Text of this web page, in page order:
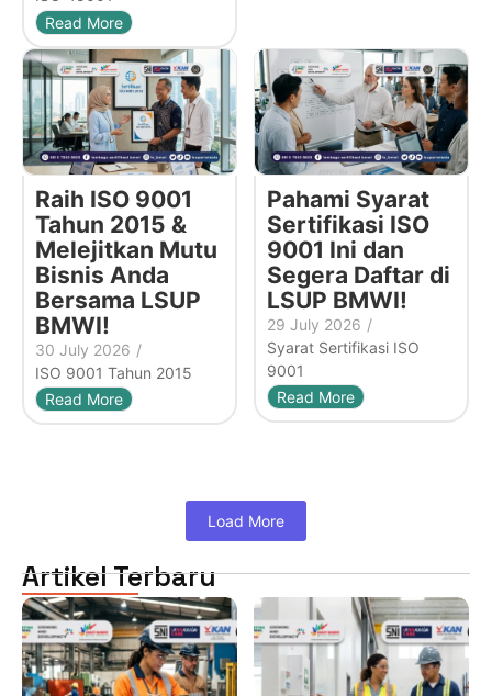
Read More
Raih ISO 9001
Tahun 2015 &
Melejitkan Mutu
Bisnis Anda
Bersama LSUP
BMWI!
30 July 2026 /
ISO 9001 Tahun 2015
Read More
Pahami Syarat
Sertifikasi ISO
9001 Ini dan
Segera Daftar di
LSUP BMWI!
29 July 2026 /
Syarat Sertifikasi ISO
9001
Read More
Load More
Artikel Terbaru